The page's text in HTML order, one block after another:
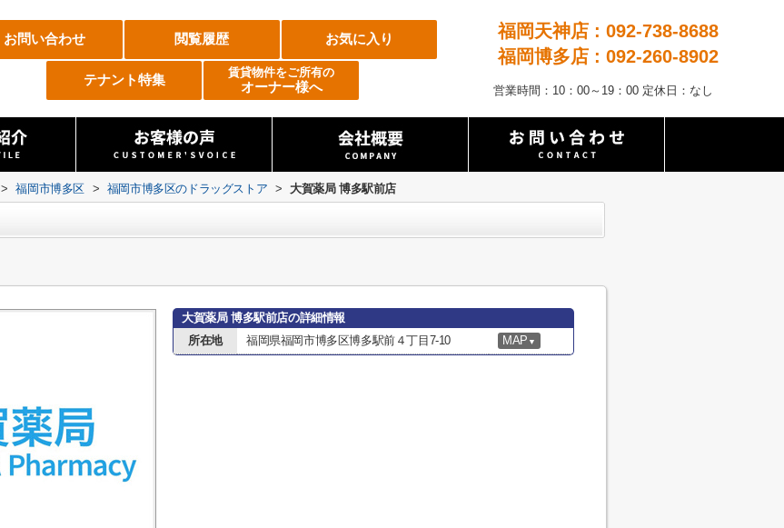
お問い合わせ 閲覧履歴 お気に入り
テナント特集 賃貸物件をご所有の
オーナー様へ
福岡天神店 : 092-738-8688
福岡博多店 : 092-260-8902
営業時間：10：00～19：00 定休日：なし
> 福岡市博多区 > 福岡市博多区のドラッグストア > 大賀薬局 博多駅前店
大賀薬局 博多駅前店の詳細情報
所在地
福岡県福岡市博多区博多駅前４丁目7-10 MAP ▼